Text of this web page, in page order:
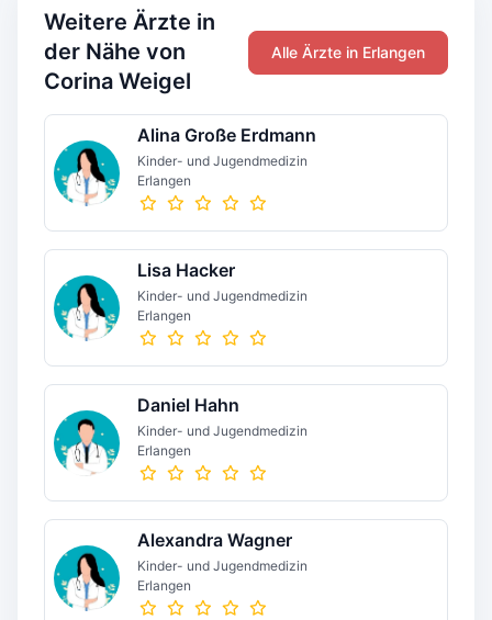
Weitere Ärzte in
der Nähe von
Corina Weigel
Alle Ärzte in Erlangen
Alina Große Erdmann
Kinder- und Jugendmedizin
Erlangen
Lisa Hacker
Kinder- und Jugendmedizin
Erlangen
Daniel Hahn
Kinder- und Jugendmedizin
Erlangen
Alexandra Wagner
Kinder- und Jugendmedizin
Erlangen